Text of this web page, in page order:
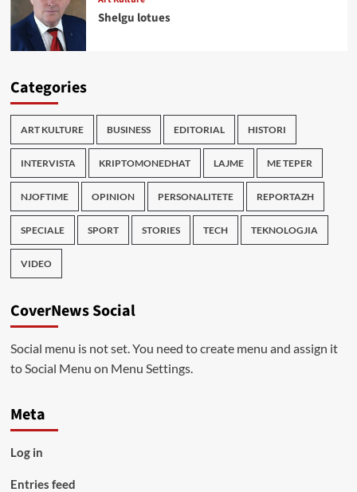
Shelgu lotues
Categories
ART KULTURE BUSINESS EDITORIAL HISTORI
INTERVISTA KRIPTOMONEDHAT LAJME ME TEPER
NJOFTIME OPINION PERSONALITETE REPORTAZH
SPECIALE SPORT STORIES TECH TEKNOLOGJIA
VIDEO
CoverNews Social
Social menu is not set. You need to create menu and assign it
to Social Menu on Menu Settings.
Meta
Log in
Entries feed